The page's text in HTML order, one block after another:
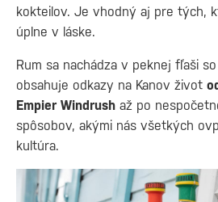
kokteilov. Je vhodný aj pre tých,
úplne v láske.
Rum sa nachádza v peknej fľaši
obsahuje odkazy na Kanov život
Empier Windrush až po
spôsobov, akými nás všetkých
kultúra.